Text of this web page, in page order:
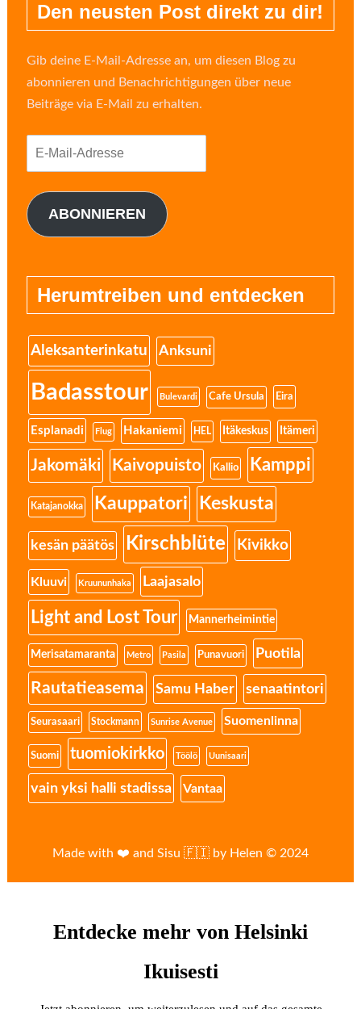
Den neusten Post direkt zu dir!
Gib deine E-Mail-Adresse an, um diesen Blog zu
abonnieren und Benachrichtigungen über neue
Beiträge via E-Mail zu erhalten.
ABONNIEREN
Herumtreiben und entdecken
Aleksanterinkatu Anksuni
Badasstour Bulevardi Cafe Ursula Eira
Esplanadi Flug Hakaniemi HEL Itäkeskus Itämeri
Jakomäki Kaivopuisto Kallio Kamppi
Katajanokka Kauppatori Keskusta
kesän päätös Kirschblüte Kivikko
Kluuvi Kruununhaka Laajasalo
Light and Lost Tour Mannerheimintie
Merisatamaranta Metro Pasila Punavuori Puotila
Rautatieasema Samu Haber senaatintori
Seurasaari Stockmann Sunrise Avenue Suomenlinna
Suomi tuomiokirkko Töölö Uunisaari
vain yksi halli stadissa Vantaa
Made with ❤️ and Sisu 🇫🇮 by Helen © 2024
Entdecke mehr von Helsinki
Ikuisesti